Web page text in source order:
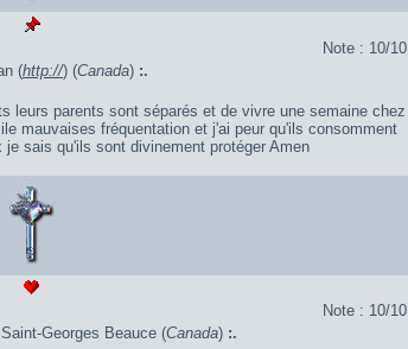
Note : 10/10
(http://) (Canada) :.
leurs parents sont séparés et de vivre une semaine chez
mauvaises fréquentation et j'ai peur qu'ils consomment
sais qu'ils sont divinement protéger Amen
Note : 10/10
Georges Beauce (Canada) :.